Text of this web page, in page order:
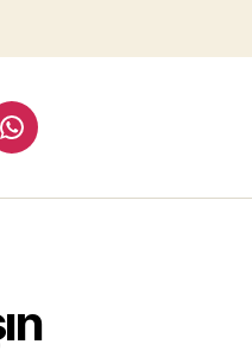
whatsapp:0545
82